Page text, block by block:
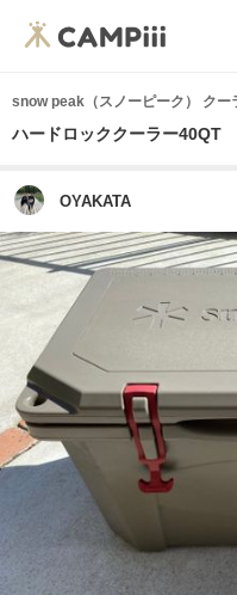
snow peak（スノーピーク） ク
ハードロッククーラー40QT
OYAKATA